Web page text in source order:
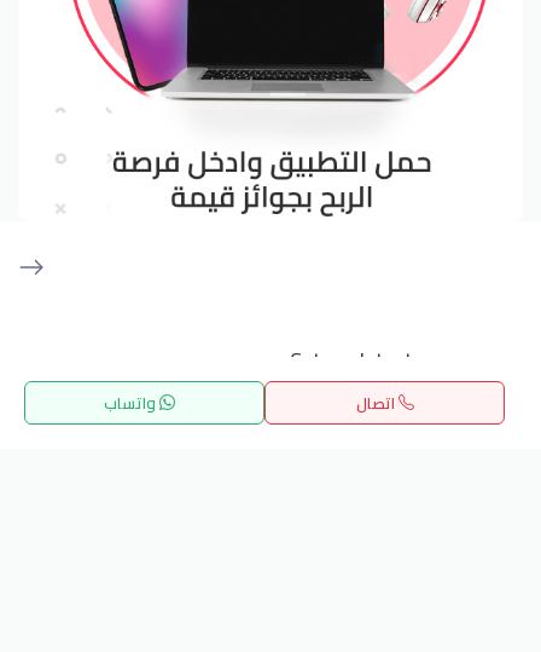
اتصال واتساب
Get our latest news
الرئيسية بحث المفضلة القائمة